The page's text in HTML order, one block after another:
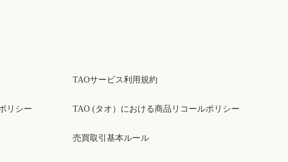
リシー
TAOサービス利用規約
TAO (タオ）における商品リコールポリシー
売買取引基本ルール